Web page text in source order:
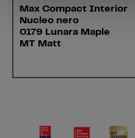
Max Compact Interior
Nucleo nero
0179 Lunara Maple
MT Matt